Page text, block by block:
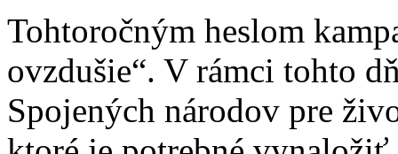
Tohtoročným heslom
ovzdušie“. V rámci tohto
Spojených národov pre